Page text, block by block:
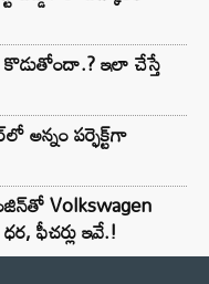
కొడుతోందా.? ఇలా చేస్తే
అన్నం పర్ఫెక్ట్‌గా
Volkswagen
ఫీచర్లు ఇవే.!